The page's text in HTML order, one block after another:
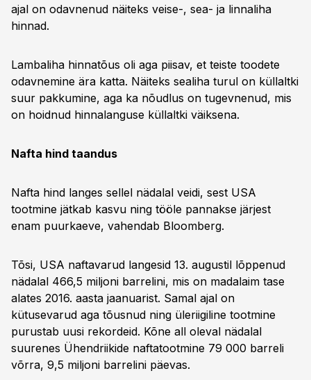
ajal on odavnenud näiteks veise-, sea- ja linnaliha
hinnad.
Lambaliha hinnatõus oli aga piisav, et teiste toodete
odavnemine ära katta. Näiteks sealiha turul on küllaltki
suur pakkumine, aga ka nõudlus on tugevnenud, mis
on hoidnud hinnalanguse küllaltki väiksena.
Nafta hind taandus
Nafta hind langes sellel nädalal veidi, sest USA
tootmine jätkab kasvu ning tööle pannakse järjest
enam puurkaeve, vahendab Bloomberg.
Tõsi, USA naftavarud langesid 13. augustil lõppenud
nädalal 466,5 miljoni barrelini, mis on madalaim tase
alates 2016. aasta jaanuarist. Samal ajal on
kütusevarud aga tõusnud ning üleriigiline tootmine
purustab uusi rekordeid. Kõne all oleval nädalal
suurenes Ühendriikide naftatootmine 79 000 barreli
võrra, 9,5 miljoni barrelini päevas.